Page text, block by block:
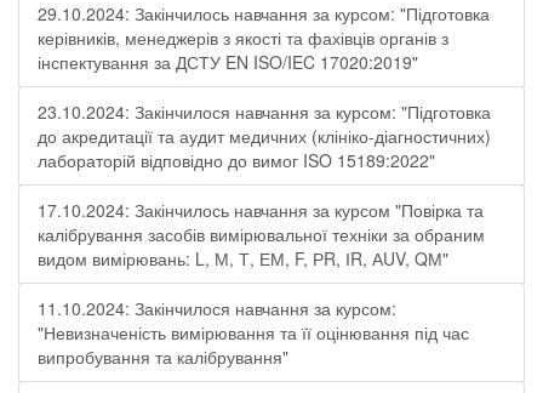
29.10.2024: Закінчилось навчання за курсом: "Підготовка
керівників, менеджерів з якості та фахівців органів з
інспектування за ДСТУ EN ISO/IEC 17020:2019"
23.10.2024: Закінчилося навчання за курсом: "Підготовка
до акредитації та аудит медичних (клініко-діагностичних)
лабораторій відповідно до вимог ISO 15189:2022"
17.10.2024: Закінчилось навчання за курсом "Повірка та
калібрування засобів вимірювальної техніки за обраним
видом вимірювань: L, М, Т, ЕМ, F, РR, ІR, АUV, QМ"
11.10.2024: Закінчилося навчання за курсом:
"Невизначеність вимірювання та її оцінювання під час
випробування та калібрування"